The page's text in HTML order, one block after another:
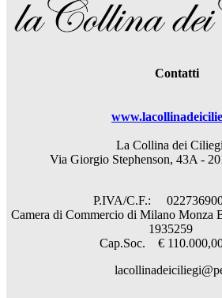
Contatti
La Collina dei
Via Giorgio Stephenson, 43A -
P.IVA/C.F.:
Camera di Commercio di Milano
1935259
Cap.Soc. €